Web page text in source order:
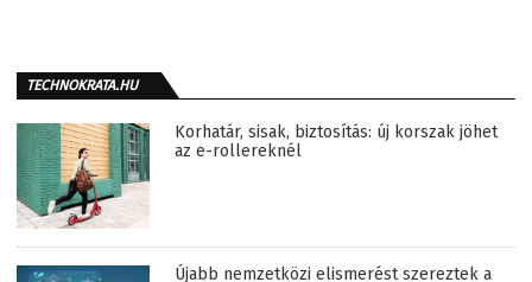
TECHNOKRATA.HU
Korhatár, sisak, biztosítás: új korszak jöhet
az e-rollereknél
Újabb nemzetközi elismerést szereztek a